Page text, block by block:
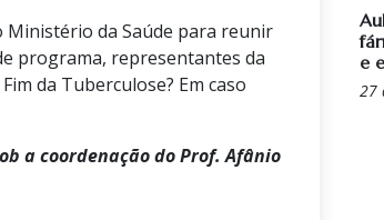
da Saúde para reunir
programa, representantes da
da Tuberculose? Em caso
a coordenação do Prof. Afânio
e
27